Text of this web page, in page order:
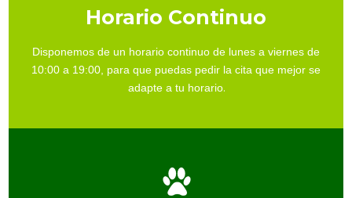
Horario Continuo
Disponemos de un horario continuo de lunes a viernes de
10:00 a 19:00, para que puedas pedir la cita que mejor se
adapte a tu horario.